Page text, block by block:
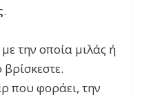
.
την οποία μιλάς ή
που φοράει, την